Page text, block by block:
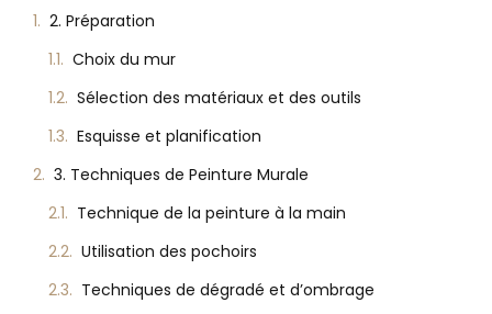
2. Préparation
Choix du mur
Sélection des matériaux et des outils
Esquisse et planification
3. Techniques de Peinture Murale
Technique de la peinture à la main
Utilisation des pochoirs
Techniques de dégradé et d’ombrage